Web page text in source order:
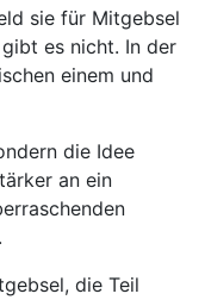
sie für Mitgebsel
es nicht. In der
einem und
die Idee
an ein
die Teil